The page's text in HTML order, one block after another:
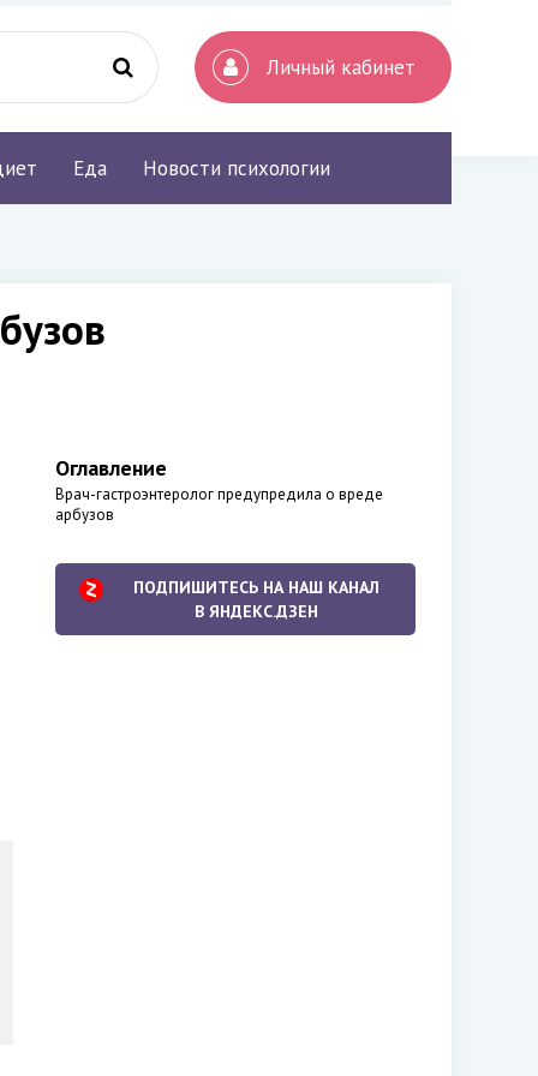
Личный кабинет
Еда Новости психологии
Оглавление
Врач-гастроэнтеролог предупредила о вреде
арбузов
ПОДПИШИТЕСЬ НА НАШ КАНАЛ
В ЯНДЕКС.ДЗЕН